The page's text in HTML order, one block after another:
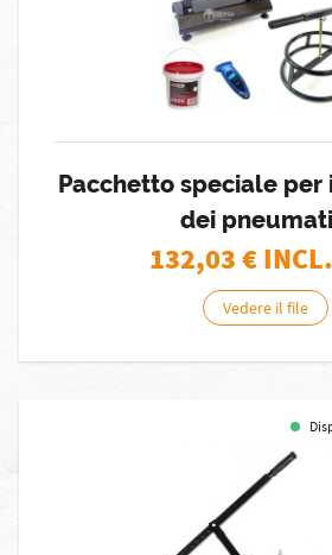
Pacchetto speciale
dei
132,03€
Vedere il file